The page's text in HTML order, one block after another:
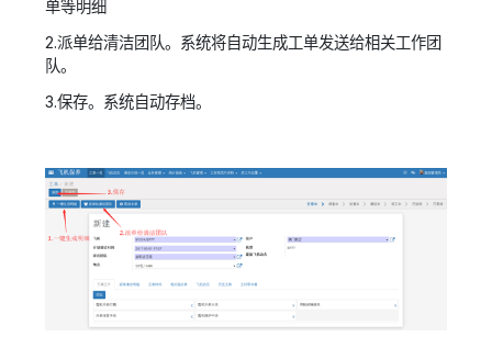
单等明细
2.派单给清洁团队。系统将自动生成工单发送给相关工作团
队。
3.保存。系统自动存档。